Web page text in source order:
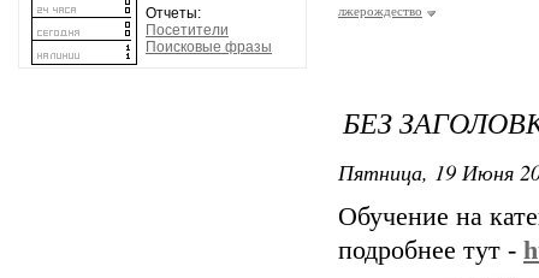
Отчеты:
Посетители
Поисковые фразы
лжерождество
БЕЗ
Пятница, 19 Июня
Обучение на
подробнее тут -